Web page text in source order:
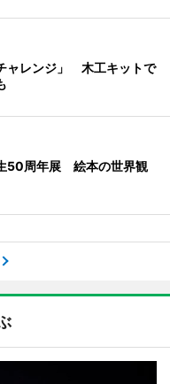
ャレンジ」 木工キットで
50周年展 絵本の世界観